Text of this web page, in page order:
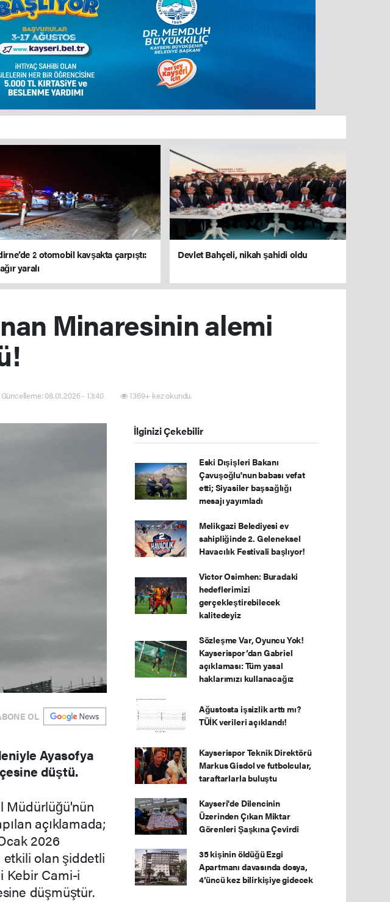
2 otomobil kavşakta çarpıştı:
yaralı
Devlet Bahçeli, nikah şahidi oldu
Minaresinin alemi
08.01.2026 - 13:40 1369+ kez okundu.
OL
Ayasofya
düştü.
Müdürlüğü'nün
açıklamada;
2026
olan şiddetli
Kebir Cami-i
düşmüştür.
İlginizi Çekebilir
Eski Dışişleri Bakanı
Çavuşoğlu'nun babası vefat
etti; Siyasiler başsağlığı
mesajı yayımladı
Melikgazi Belediyesi ev
sahipliğinde 2. Geleneksel
Havacılık Festivali başlıyor!
Victor Osimhen: Buradaki
hedeflerimizi
gerçekleştirebilecek
kalitedeyiz
Sözleşme Var, Oyuncu Yok!
Kayserispor’dan Gabriel
açıklaması: Tüm yasal
haklarımızı kullanacağız
Ağustosta işsizlik arttı mı?
TÜİK verileri açıklandı!
Kayserispor Teknik Direktörü
Markus Gisdol ve futbolcular,
taraftarlarla buluştu
Kayseri'de Dilencinin
Üzerinden Çıkan Miktar
Görenleri Şaşkına Çevirdi
35 kişinin öldüğü Ezgi
Apartmanı davasında dosya,
4’üncü kez bilirkişiye gidecek